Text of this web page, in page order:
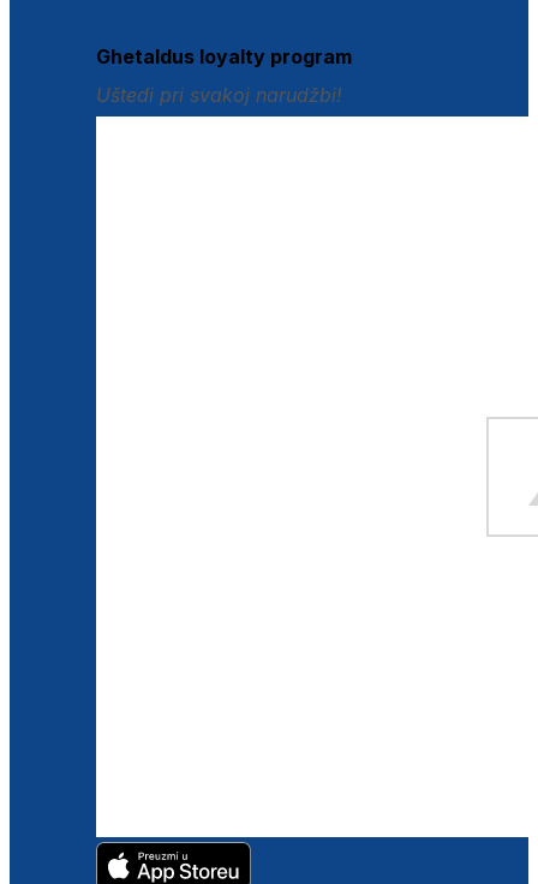
Ghetaldus loyalty program
Uštedi pri svakoj narudžbi!